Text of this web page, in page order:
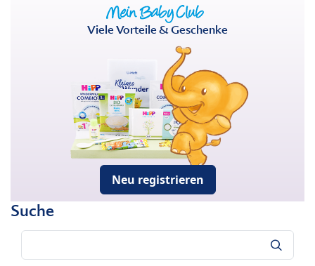
Viele Vorteile & Geschenke
Neu registrieren
Suche